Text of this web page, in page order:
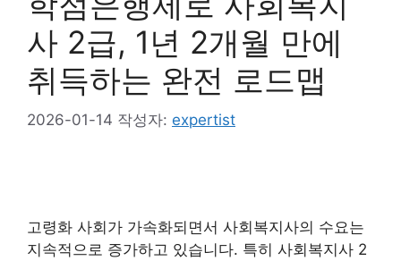
사 2급, 1년 2개월 만에
취득하는 완전 로드맵
2026-01-14 작성자: expertist
고령화 사회가 가속화되면서 사회복지사의 수요는
지속적으로 증가하고 있습니다. 특히 사회복지사 2